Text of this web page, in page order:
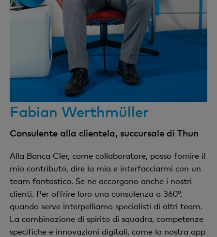
Fabian Werthmüller
Consulente alla clientela, succursale di Thun
Alla Banca Cler, come collaboratore, posso fornire il
mio contributo, dire la mia e interfacciarmi con un
team fantastico. Se ne accorgono anche i nostri
clienti. Per offrire loro una consulenza a 360°,
quando serve interpelliamo specialisti di altri team.
La combinazione di spirito di squadra, competenze
specifiche e innovazioni digitali, come la nostra app